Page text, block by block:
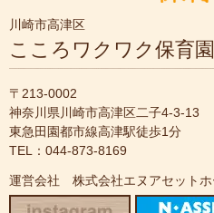
川崎市高津区
こころワクワク保育園
〒213-0002
神奈川県川崎市高津区二子4-3-13
東急田園都市線高津駅徒歩1分
TEL：044-873-8169
運営会社 株式会社エヌアセットホ